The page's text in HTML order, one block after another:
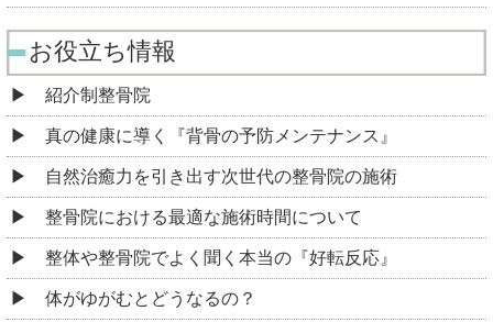
お役立ち情報
紹介制整骨院
真の健康に導く『背骨の予防メンテナンス』
自然治癒力を引き出す次世代の整骨院の施術
整骨院における最適な施術時間について
整体や整骨院でよく聞く本当の『好転反応』
体がゆがむとどうなるの？